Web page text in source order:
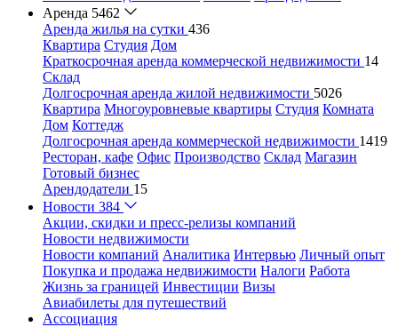
Аренда 5462
Аренда жилья на сутки 436
Квартира Студия Дом
Краткосрочная аренда коммерческой недвижимости 14
Склад
Долгосрочная аренда жилой недвижимости 5026
Квартира Многоуровневые квартиры Студия Комната
Дом Коттедж
Долгосрочная аренда коммерческой недвижимости 1419
Ресторан, кафе Офис Производство Склад Магазин
Готовый бизнес
Арендодатели 15
Новости 384
Акции, скидки и пресс-релизы компаний
Новости недвижимости
Новости компаний Аналитика Интервью Личный опыт
Покупка и продажа недвижимости Налоги Работа
Жизнь за границей Инвестиции Визы
Авиабилеты для путешествий
Ассоциация